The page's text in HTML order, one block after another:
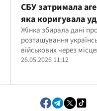
СБУ затримала
яка коригувала
позиціях ЗСУ на
Краматорському
Жінка збирала дані
розташування
військових через
і передавала їх
26.05.2026 11:12